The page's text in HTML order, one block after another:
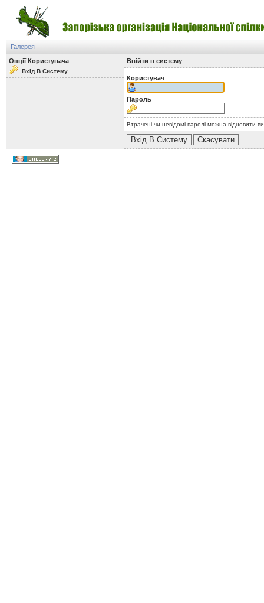
Галерея
Опції Користувача
Вхід В Систему
Ввійти в систему
Користувач
Пароль
Втрачені чи невідомі паролі можна відновити